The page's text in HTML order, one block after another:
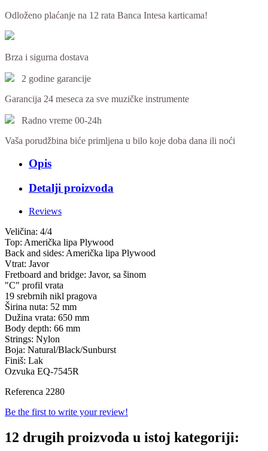
Odloženo plaćanje na 12 rata Banca Intesa karticama!
Brza i sigurna dostava
2 godine garancije
Garancija 24 meseca za sve muzičke instrumente
Radno vreme 00-24h
Vaša porudžbina biće primljena u bilo koje doba dana ili noći
Opis
Detalji proizvoda
Reviews
Veličina: 4/4
Top: Američka lipa Plywood
Back and sides: Američka lipa Plywood
Vtrat: Javor
Fretboard and bridge: Javor, sa šinom
"C" profil vrata
19 srebrnih nikl pragova
Širina nuta: 52 mm
Dužina vrata: 650 mm
Body depth: 66 mm
Strings: Nylon
Boja: Natural/Black/Sunburst
Finiš: Lak
Ozvuka EQ-7545R
Referenca 2280
Be the first to write your review!
12 drugih proizvoda u istoj kategoriji: